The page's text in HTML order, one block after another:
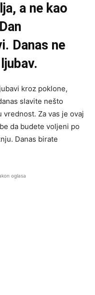
a ne kao
Danas ne
kroz poklone,
slavite nešto
Za vas je ovaj
da budete voljeni po
Danas birate
oglasa